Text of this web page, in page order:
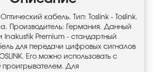
кабель. Тип: Toslink - Toslink.
Производитель: Германия. Данный
Inakustik Premium - стандартный
для передачи цифровых сигналов
Его можно использовать с
Для